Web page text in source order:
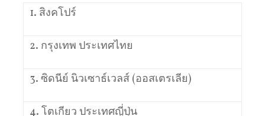
1. สิงคโปร์
2. กรุงเทพ ประเทศไทย
3. ซิดนีย์ นิวเซาธ์เวลส์ (ออสเตรเลีย)
4. โตเกียว ประเทศญี่ปุ่น